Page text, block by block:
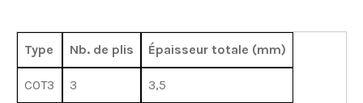
Type Nb. de plis Épaisseur totale (mm)
COT3 3 3,5